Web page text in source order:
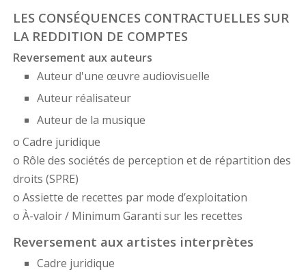
LES CONSÉQUENCES CONTRACTUELLES SUR
LA REDDITION DE COMPTES
Reversement aux auteurs
Auteur d'une œuvre audiovisuelle
Auteur réalisateur
Auteur de la musique
o Cadre juridique
o Rôle des sociétés de perception et de répartition des
droits (SPRE)
o Assiette de recettes par mode d’exploitation
o À-valoir / Minimum Garanti sur les recettes
Reversement aux artistes interprètes
Cadre juridique